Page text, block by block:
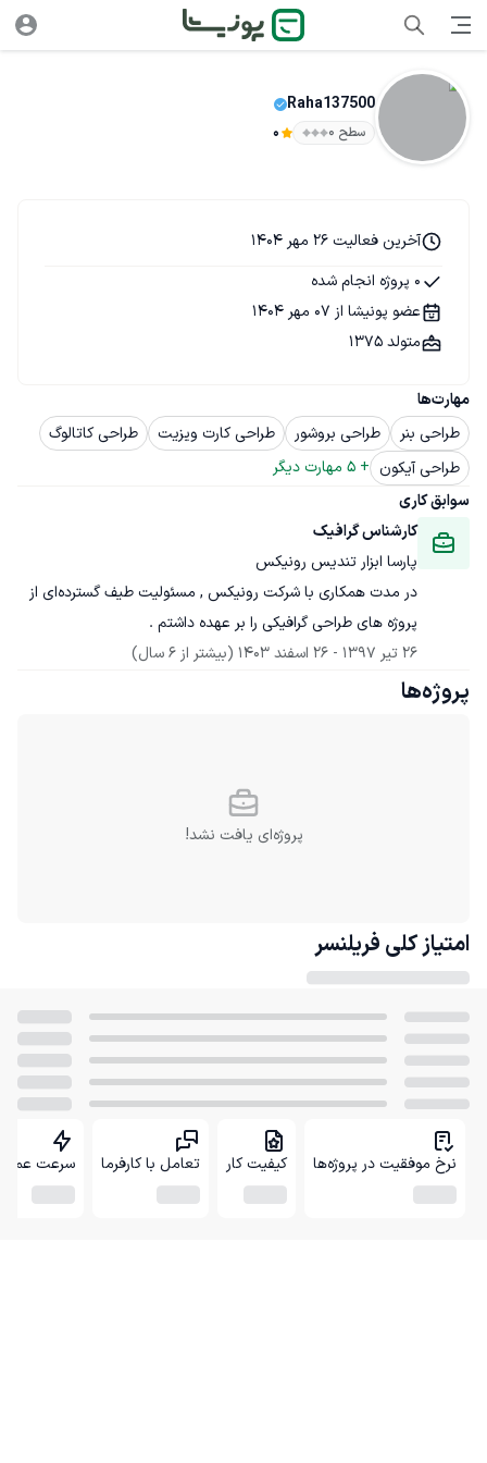
Raha137500
سطح ۰ 0
مهارت‌ها
طراحی بنر
طراحی بروشور طراحی کارت ویزیت
طراحی کاتالوگ
طراحی آیکون +
5 مهارت دیگر
سوابق کاری
کارشناس گرافیک
پارسا ابزار تندیس رونیکس
در مدت همکاری با شرکت رونیکس , مسئولیت طیف گسترده‌ای از
پروژه های طراحی گرافیکی را بر عهده داشتم .
26 تیر 1397
- 26 اسفند 1403 (بیشتر از 6 سال)
آخرین فعالیت 26 مهر 1404
0 پروژه انجام شده
عضو پونیشا از 07 مهر 1404
متولد 1375
پروژه‌ها
پروژه‌ای یافت نشد!
امتیاز کلی فریلنسر
نرخ موفقیت در پروژه‌ها کیفیت کار تعامل با کارفرما سرعت عمل